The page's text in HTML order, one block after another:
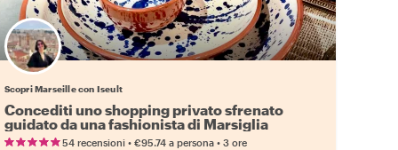
Scopri Marseille con Iseult
Concediti uno shopping privato sfrenato
guidato da una fashionista di Marsiglia
54 recensioni• €95.74 a persona• 3 ore